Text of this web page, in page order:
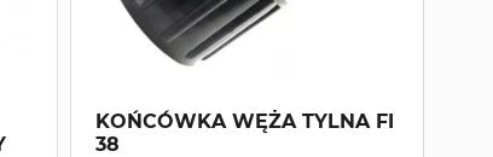
KOŃCÓWKA WĘŻA TYLNA FI
38